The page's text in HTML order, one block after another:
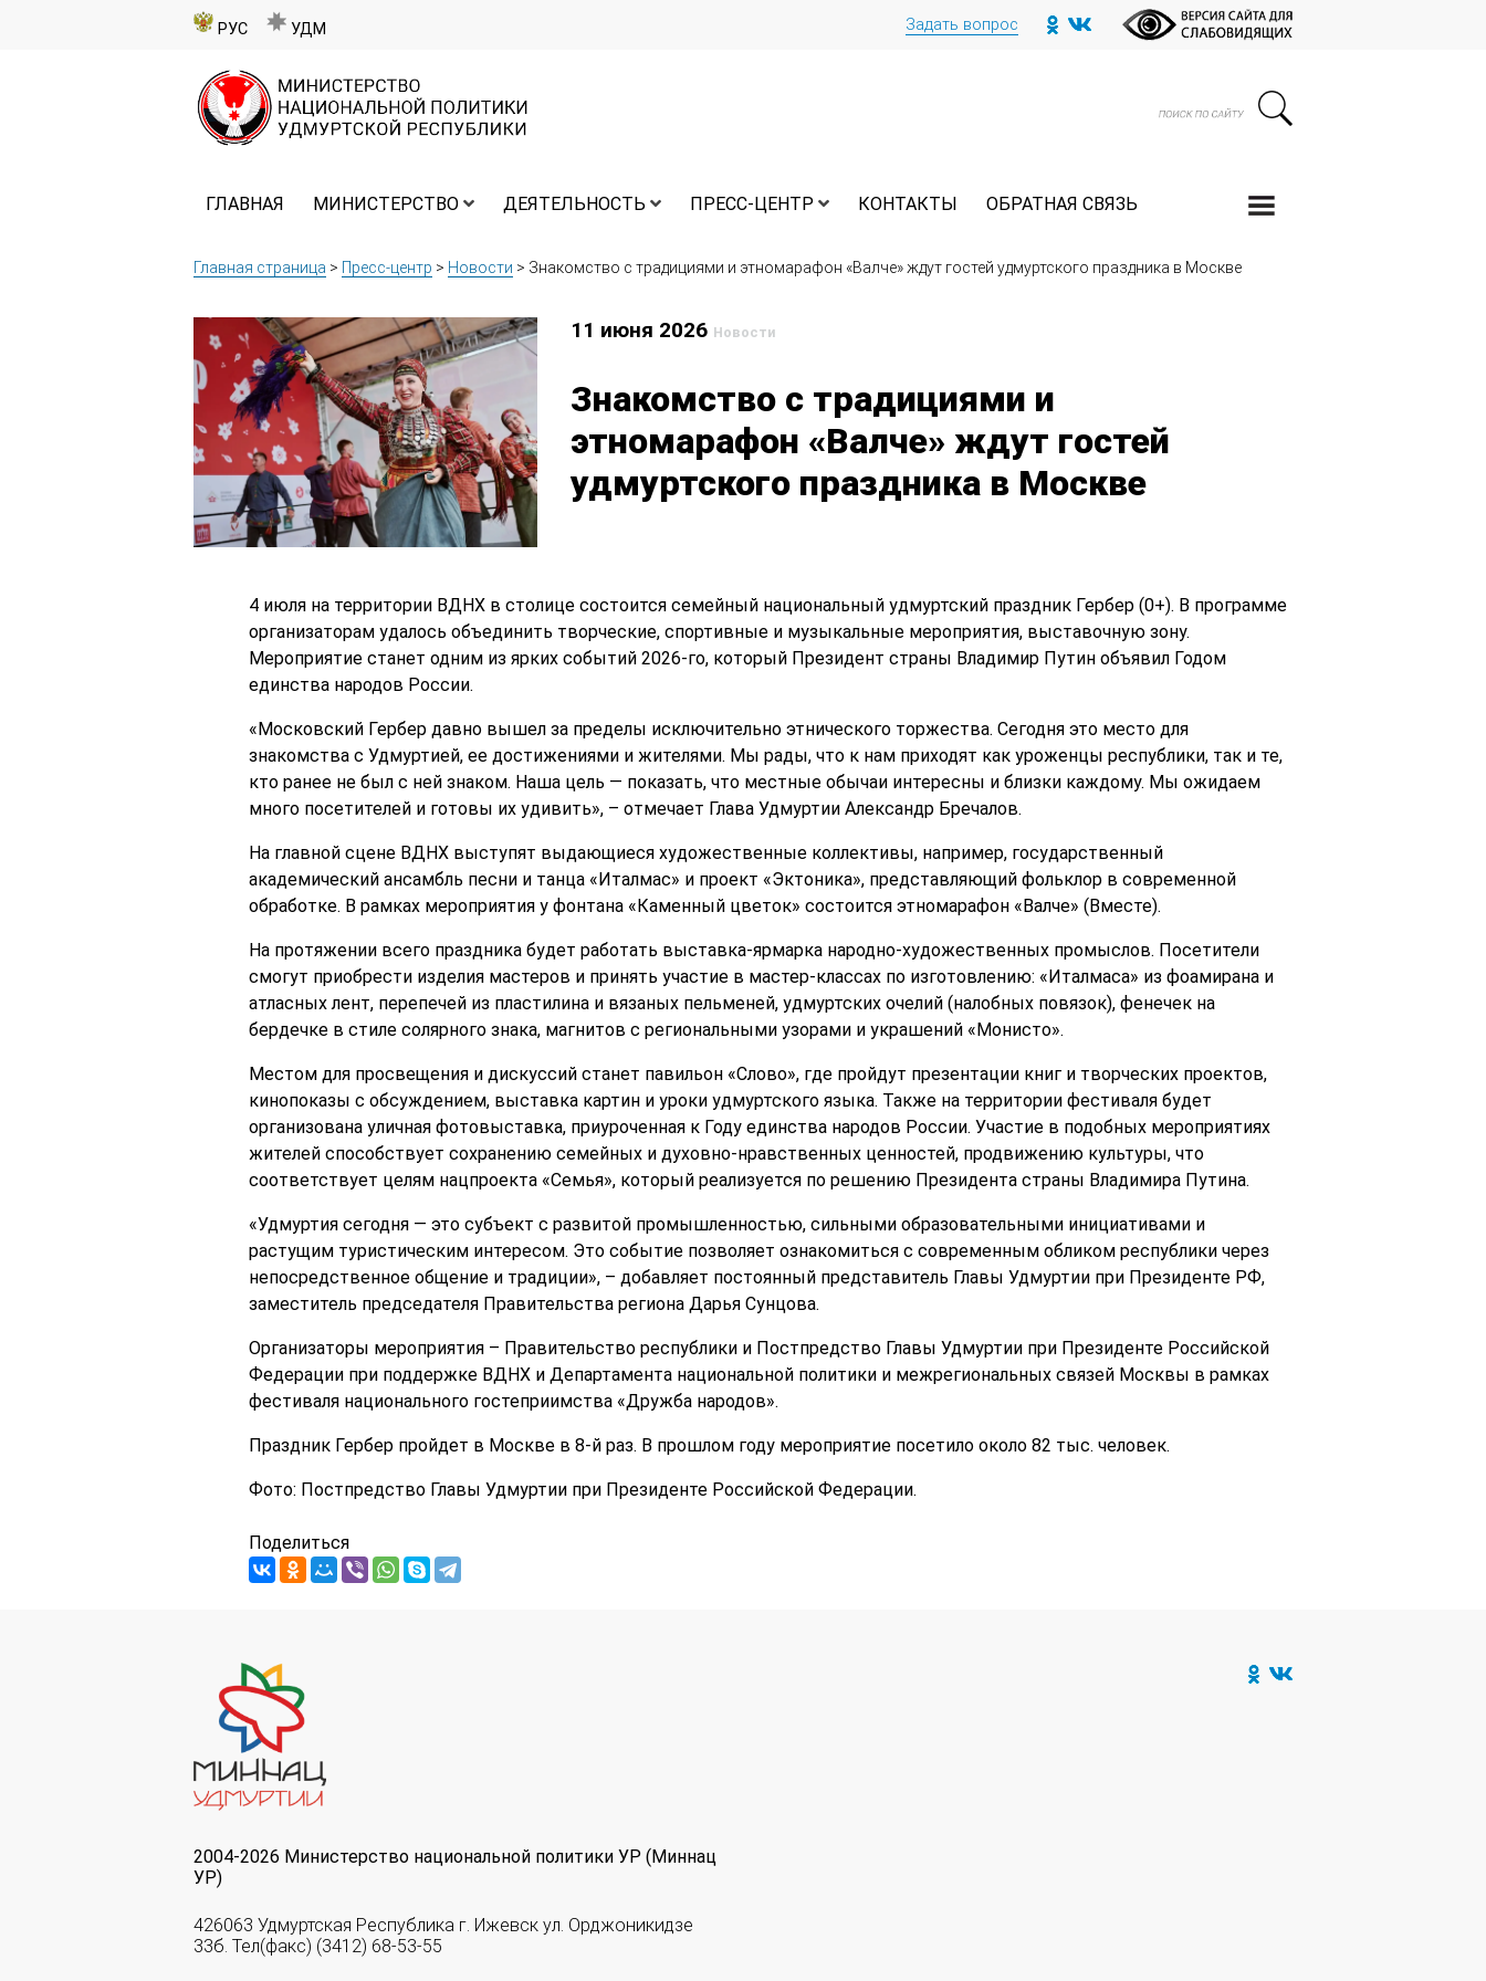
РУС УДМ Задать вопрос
ГЛАВНАЯ МИНИСТЕРСТВО ДЕЯТЕЛЬНОСТЬ ПРЕСС-ЦЕНТР КОНТАКТЫ ОБРАТНАЯ СВЯЗЬ
Главная страница > Пресс-центр > Новости > Знакомство с традициями и этномарафон «Валче» ждут гостей удмуртского праздника в Москве
11 июня 2026 Новости
Знакомство с традициями и
этномарафон «Валче» ждут гостей
удмуртского праздника в Москве
4 июля на территории ВДНХ в столице состоится семейный национальный удмуртский праздник Гербер (0+). В программе
организаторам удалось объединить творческие, спортивные и музыкальные мероприятия, выставочную зону.
Мероприятие станет одним из ярких событий 2026-го, который Президент страны Владимир Путин объявил Годом
единства народов России.
«Московский Гербер давно вышел за пределы исключительно этнического торжества. Сегодня это место для
знакомства с Удмуртией, ее достижениями и жителями. Мы рады, что к нам приходят как уроженцы республики, так и те,
кто ранее не был с ней знаком. Наша цель — показать, что местные обычаи интересны и близки каждому. Мы ожидаем
много посетителей и готовы их удивить», – отмечает Глава Удмуртии Александр Бречалов.
На главной сцене ВДНХ выступят выдающиеся художественные коллективы, например, государственный
академический ансамбль песни и танца «Италмас» и проект «Эктоника», представляющий фольклор в современной
обработке. В рамках мероприятия у фонтана «Каменный цветок» состоится этномарафон «Валче» (Вместе).
На протяжении всего праздника будет работать выставка-ярмарка народно-художественных промыслов. Посетители
смогут приобрести изделия мастеров и принять участие в мастер-классах по изготовлению: «Италмаса» из фоамирана и
атласных лент, перепечей из пластилина и вязаных пельменей, удмуртских очелий (налобных повязок), фенечек на
бердечке в стиле солярного знака, магнитов с региональными узорами и украшений «Монисто».
Местом для просвещения и дискуссий станет павильон «Слово», где пройдут презентации книг и творческих проектов,
кинопоказы с обсуждением, выставка картин и уроки удмуртского языка. Также на территории фестиваля будет
организована уличная фотовыставка, приуроченная к Году единства народов России. Участие в подобных мероприятиях
жителей способствует сохранению семейных и духовно-нравственных ценностей, продвижению культуры, что
соответствует целям нацпроекта «Семья», который реализуется по решению Президента страны Владимира Путина.
«Удмуртия сегодня — это субъект с развитой промышленностью, сильными образовательными инициативами и
растущим туристическим интересом. Это событие позволяет ознакомиться с современным обликом республики через
непосредственное общение и традиции», – добавляет постоянный представитель Главы Удмуртии при Президенте РФ,
заместитель председателя Правительства региона Дарья Сунцова.
Организаторы мероприятия – Правительство республики и Постпредство Главы Удмуртии при Президенте Российской
Федерации при поддержке ВДНХ и Департамента национальной политики и межрегиональных связей Москвы в рамках
фестиваля национального гостеприимства «Дружба народов».
Праздник Гербер пройдет в Москве в 8-й раз. В прошлом году мероприятие посетило около 82 тыс. человек.
Фото: Постпредство Главы Удмуртии при Президенте Российской Федерации.
Поделиться
2004-2026 Министерство национальной политики УР (Миннац
УР)
426063 Удмуртская Республика г. Ижевск ул. Орджоникидзе
33б. Тел(факс) (3412) 68-53-55